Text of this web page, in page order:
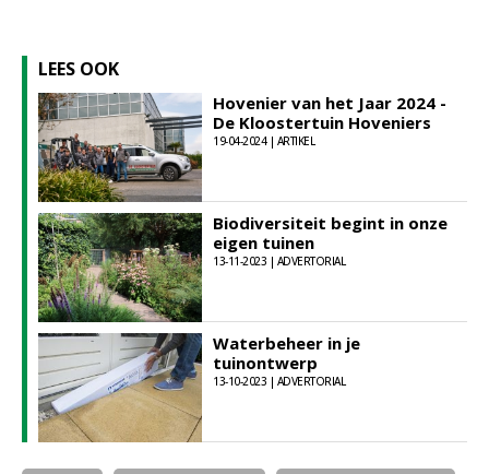
LEES OOK
Hovenier van het Jaar 2024 -
De Kloostertuin Hoveniers
19-04-2024 | ARTIKEL
Biodiversiteit begint in onze
eigen tuinen
13-11-2023 | ADVERTORIAL
Waterbeheer in je
tuinontwerp
13-10-2023 | ADVERTORIAL